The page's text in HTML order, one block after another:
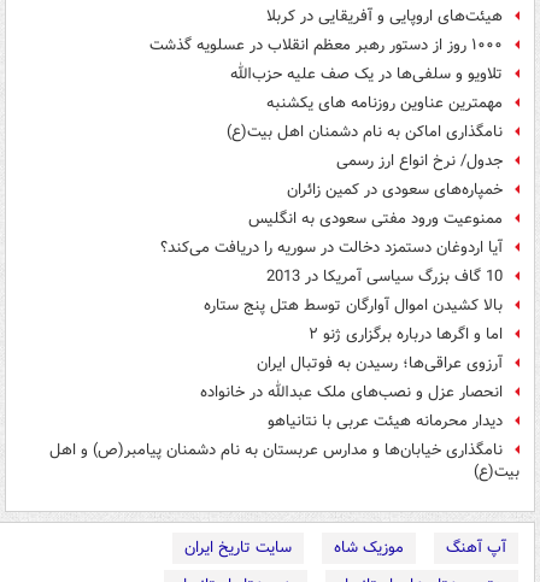
هیئت‌های اروپایی و آفریقایی در کربلا
۱۰۰۰ روز از دستور رهبر معظم انقلاب در عسلویه گذشت
تلاویو و سلفی‌ها در یک صف علیه حزب‌الله
مهمترین عناوین روزنامه های یکشنبه
نامگذاری اماکن به نام دشمنان اهل بیت(ع)
جدول/ نرخ انواع ارز رسمی
خمپاره‌های سعودی در کمین زائران
ممنوعیت ورود مفتی سعودی به انگلیس
آیا اردوغان دستمزد دخالت در سوریه را دریافت می‌کند؟
10 گاف بزرگ سیاسی آمریکا در 2013
بالا کشیدن اموال آوارگان توسط هتل پنج ستاره
اما و اگرها درباره برگزاری ژنو ۲
آرزوی عراقی‌‌ها؛‌ رسیدن به فوتبال ایران
انحصار عزل و نصب‌های ملک عبدالله در خانواده
دیدار محرمانه هیئت عربی با نتانیاهو
نامگذاری خیابان‌ها و مدارس عربستان به نام دشمنان پیامبر(ص) و اهل
بیت(ع)
آپ آهنگ موزیک شاه
سایت تاریخ ایران